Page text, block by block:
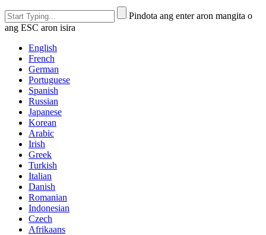
Pindota ang enter aron mangita o
ang ESC aron isira
English
French
German
Portuguese
Spanish
Russian
Japanese
Korean
Arabic
Irish
Greek
Turkish
Italian
Danish
Romanian
Indonesian
Czech
Afrikaans